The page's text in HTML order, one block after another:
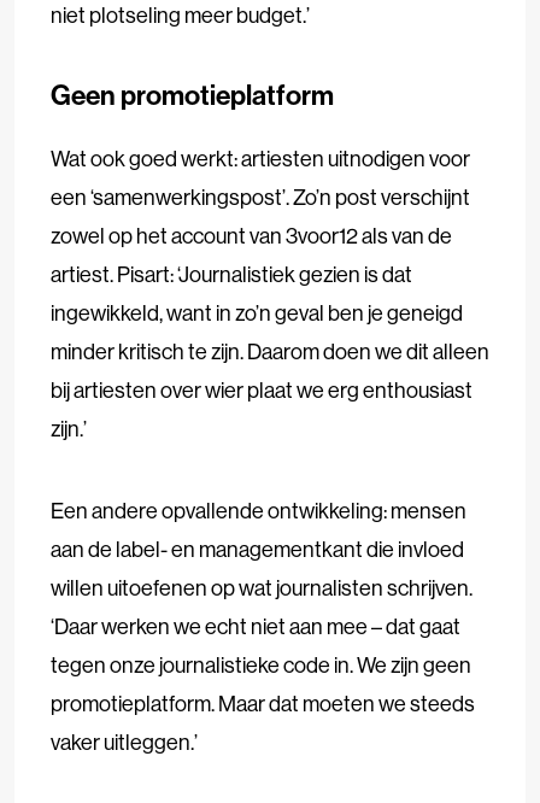
niet plotseling meer budget.’
Geen promotieplatform
Wat ook goed werkt: artiesten uitnodigen voor
een ‘samenwerkingspost’. Zo’n post verschijnt
zowel op het account van 3voor12 als van de
artiest. Pisart: ‘Journalistiek gezien is dat
ingewikkeld, want in zo’n geval ben je geneigd
minder kritisch te zijn. Daarom doen we dit alleen
bij artiesten over wier plaat we erg enthousiast
zijn.’
Een andere opvallende ontwikkeling: mensen
aan de label- en managementkant die invloed
willen uitoefenen op wat journalisten schrijven.
‘Daar werken we echt niet aan mee – dat gaat
tegen onze journalistieke code in. We zijn geen
promotieplatform. Maar dat moeten we steeds
vaker uitleggen.’